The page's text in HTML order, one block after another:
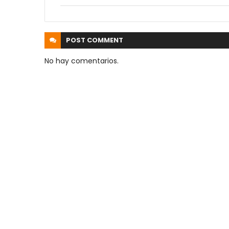
POST COMMENT
No hay comentarios.